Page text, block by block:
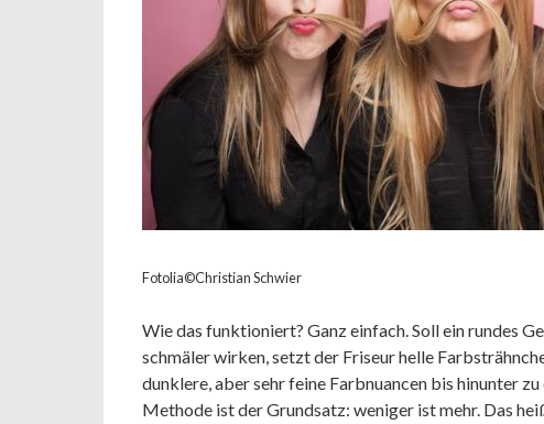
Fotolia©Christian Schwier
Wie das funktioniert? Ganz einfach. Soll ein rundes
schmäler wirken, setzt der Friseur helle
dunklere, aber sehr feine Farbnuancen bis hinunter
Methode ist der Grundsatz: weniger ist mehr. Das